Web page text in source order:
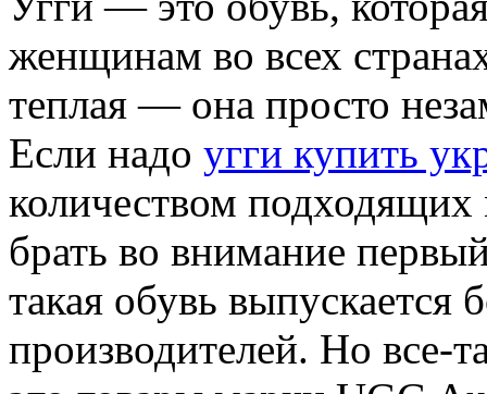
женщинам во всех
теплая — она просто
Если надо угги купить
количеством подходящих
брать во внимание
такая обувь
производителей. Но все-